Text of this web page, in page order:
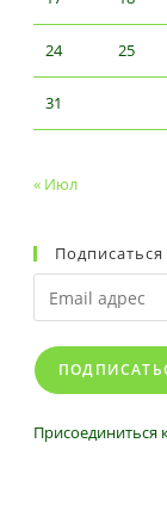
24 25
31
« Июл
Email
адрес
Присоединиться